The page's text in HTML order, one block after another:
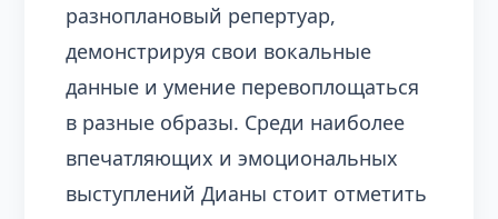
разноплановый репертуар,
демонстрируя свои вокальные
данные и умение перевоплощаться
в разные образы. Среди наиболее
впечатляющих и эмоциональных
выступлений Дианы стоит отметить